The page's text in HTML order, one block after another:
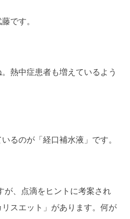
です。
熱中症患者も増えているよう
るのが「経口補水液」です。
が、点滴をヒントに考案され
スエット」があります。何が